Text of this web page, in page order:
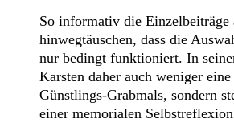
So informativ die
hinwegtäuschen, dass die
nur bedingt funktioniert. In
Karsten daher auch weniger
Günstlings-Grabmals, sondern
einer memorialen